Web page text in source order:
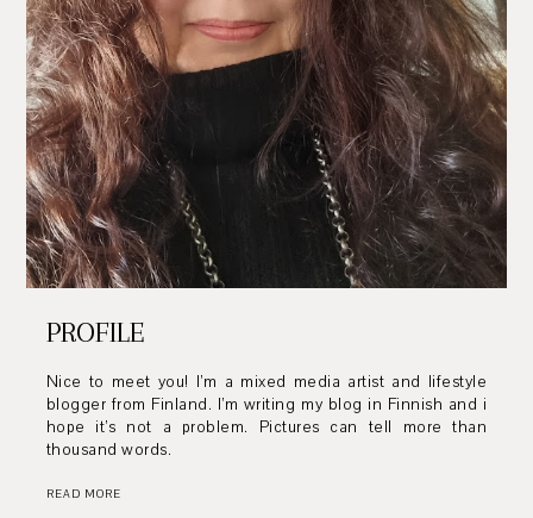
PROFILE
Nice to meet you! I’m a mixed media artist and lifestyle
blogger from Finland. I’m writing my blog in Finnish and i
hope it’s not a problem. Pictures can tell more than
thousand words.
READ MORE